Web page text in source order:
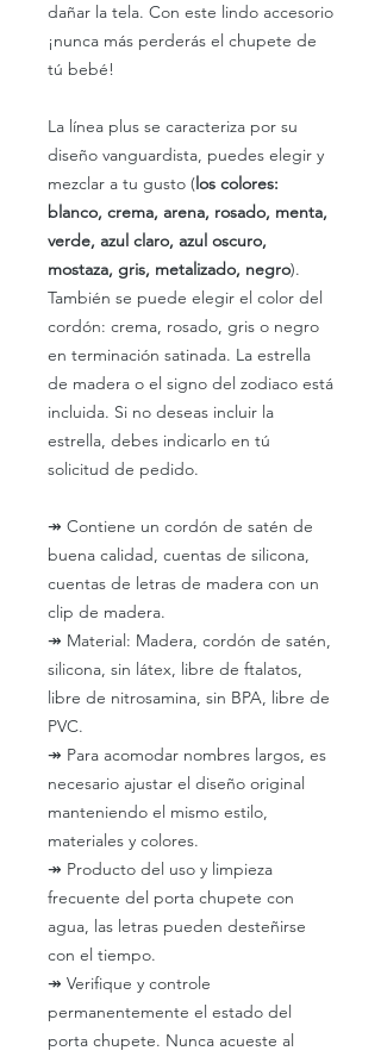
dañar la tela. Con este lindo accesorio
¡nunca más perderás el chupete de
tú bebé!
La línea plus se caracteriza por su
diseño vanguardista, puedes elegir y
mezclar a tu gusto (los colores:
blanco, crema, arena, rosado, menta,
verde, azul claro, azul oscuro,
mostaza, gris, metalizado, negro).
También se puede elegir el color del
cordón: crema, rosado, gris o negro
en terminación satinada. La estrella
de madera o el signo del zodiaco está
incluida. Si no deseas incluir la
estrella, debes indicarlo en tú
solicitud de pedido.
↠ Contiene un cordón de satén de
buena calidad, cuentas de silicona,
cuentas de letras de madera con un
clip de madera.
↠ Material: Madera, cordón de satén,
silicona, sin látex, libre de ftalatos,
libre de nitrosamina, sin BPA, libre de
PVC.
↠ Para acomodar nombres largos, es
necesario ajustar el diseño original
manteniendo el mismo estilo,
materiales y colores.
↠ Producto del uso y limpieza
frecuente del porta chupete con
agua, las letras pueden desteñirse
con el tiempo.
↠ Verifique y controle
permanentemente el estado del
porta chupete. Nunca acueste al